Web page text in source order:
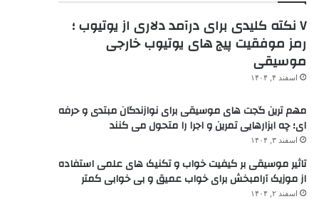
۷ نکته کلیدی برای درآمد دلاری از یوتیوب ؛
رمز موفقیت پیج های یوتیوب خارجی
موسیقی
اسفند ۴, ۱۴۰۴
مهم ترین گجت های موسیقی برای نوازندگان مبتدی و حرفه
ای؛ چه ابزارهایی تمرین و اجرا را متحول می کنند
اسفند ۳, ۱۴۰۴
تاثیر موسیقی بر کیفیت خواب و تکنیک های علمی استفاده
از موزیک آرامبخش برای خواب عمیق و بی خوابی کمتر
اسفند ۲, ۱۴۰۴